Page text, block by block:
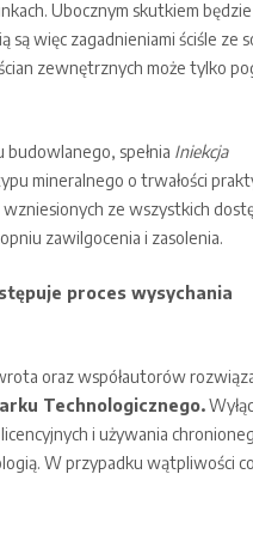
Ubocznym skutkiem będzie
więc zagadnieniami ściśle ze
zewnętrznych może tylko
spełnia Iniekcja
mineralnego o trwałości
ze wszystkich
zawilgocenia i zasolenia.
proces wysychania
oraz współautorów
Technologicznego.
i używania
W przypadku wątpliwości